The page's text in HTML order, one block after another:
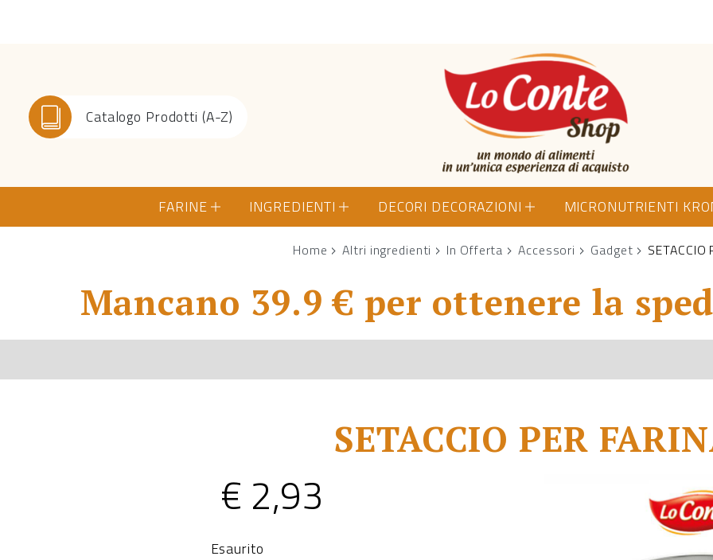
Catalogo Prodotti (A-Z)
Lo Conte Shop
FARINE INGREDIENTI DECORI DECORAZIONI MICRONUTRIENTI
Home Altri ingredienti In Offerta Accessori Gadget SETACCIO
Mancano 39.9 € per ottenere la
SETACCIO PER
€ 2,93
Esaurito